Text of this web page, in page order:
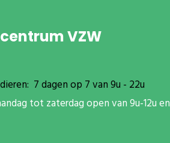
VZW
7 dagen op 7 van 9u - 22u
tot zaterdag open van 9u-12u en